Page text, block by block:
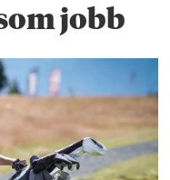
jobb